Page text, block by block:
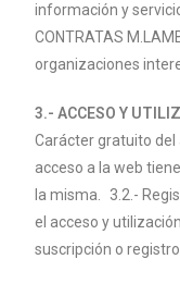
información y
CONTRATAS M.
organizaciones
3.- ACCESO Y
Carácter gratuito del
acceso a la web
la misma. 3.2.-
el acceso y
suscripción o